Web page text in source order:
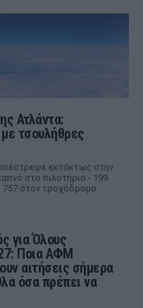
Ατλάντα:
τσουλήθρες
εκτάκτως στην
στο πιλοτήριο - 199
757 στον τροχόδρομο.
για Όλους
Ποια ΑΦΜ
αιτήσεις σήμερα
όσα πρέπει να